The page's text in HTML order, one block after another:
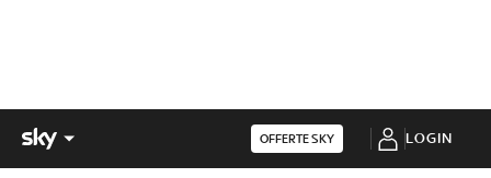
OFFERTE SKY LOGIN